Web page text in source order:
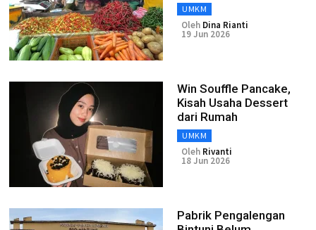
UMKM
Oleh Dina Rianti
19 Jun 2026
Win Souffle Pancake,
Kisah Usaha Dessert
dari Rumah
UMKM
Oleh Rivanti
18 Jun 2026
Pabrik Pengalengan